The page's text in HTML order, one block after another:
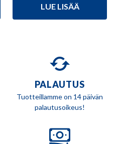
74,90 €.
69,90 €.
LUE LISÄÄ
PALAUTUS
Tuotteillamme on 14 päivän
palautusoikeus!